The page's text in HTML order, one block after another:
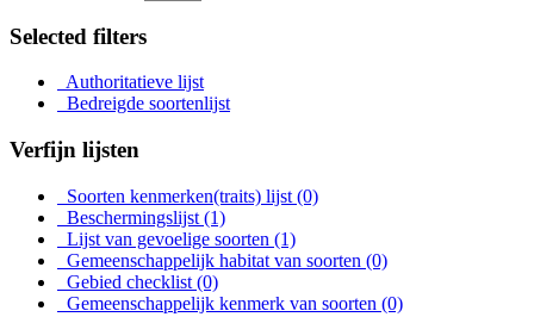
Selected filters
Authoritatieve lijst
Bedreigde soortenlijst
Verfijn lijsten
Soorten kenmerken(traits) lijst (0)
Beschermingslijst (1)
Lijst van gevoelige soorten (1)
Gemeenschappelijk habitat van soorten (0)
Gebied checklist (0)
Gemeenschappelijk kenmerk van soorten (0)